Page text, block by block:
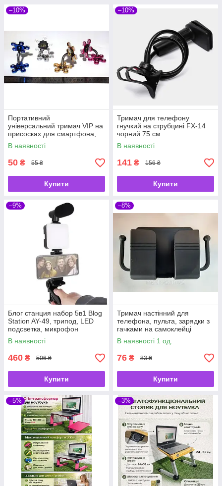
–10%
Портативний
універсальний тримач VIP на
присосках для смартфона,
навігатора та ін.
В наявності
50 ₴ 55 ₴
Купити
–10%
Тримач для телефону
гнучкий на струбцині FX-14
чорний 75 см
В наявності
141 ₴ 156 ₴
Купити
–9%
Блог станция набор 5в1 Blog
Station AY-49, трипод, LED
подсветка, микрофон
В наявності
460 ₴ 506 ₴
Купити
–8%
Тримач настінний для
телефона, пульта, зарядки з
гачками на самоклейці
В наявності 1 од.
76 ₴ 83 ₴
Купити
–5% –3%